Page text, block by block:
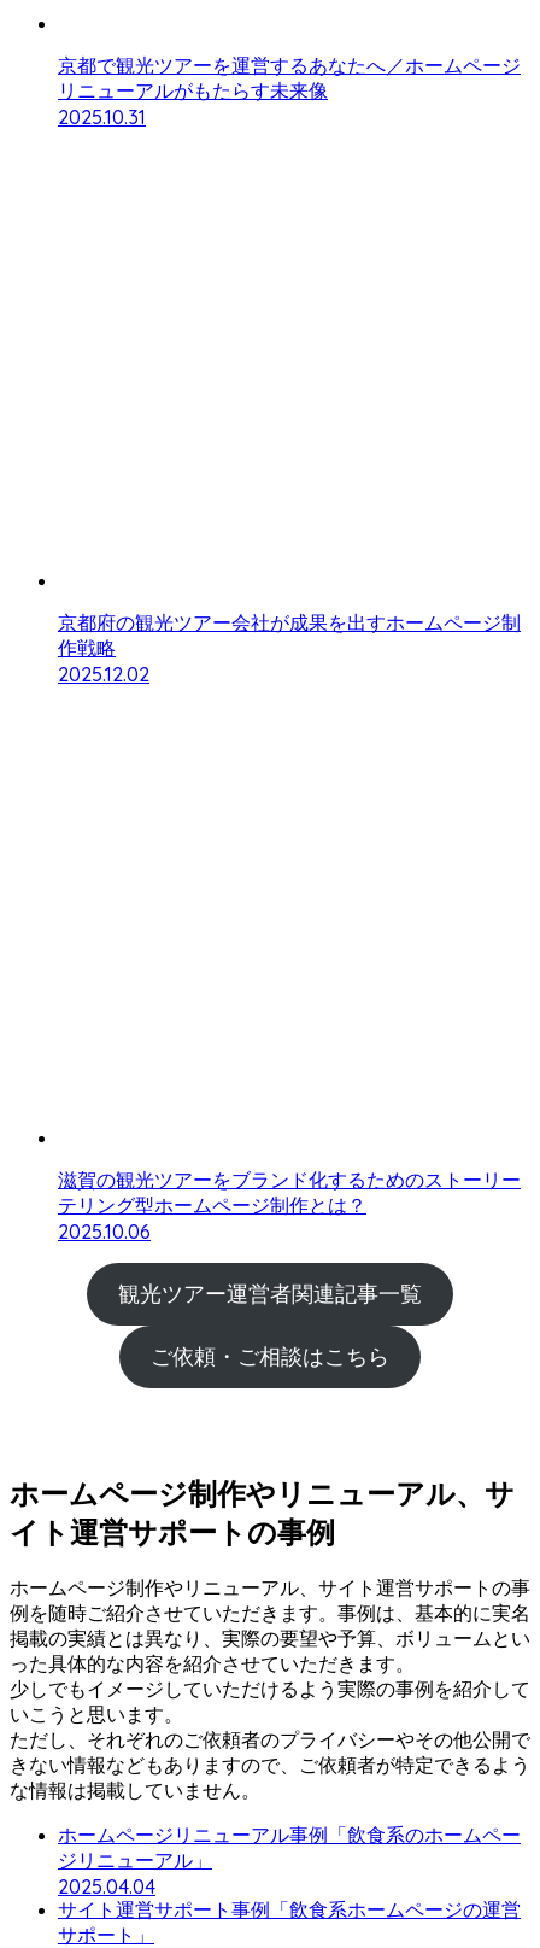
京都で観光ツアーを運営するあなたへ／ホームページ
リニューアルがもたらす未来像
2025.10.31
京都府の観光ツアー会社が成果を出すホームページ制
作戦略
2025.12.02
滋賀の観光ツアーをブランド化するためのストーリー
テリング型ホームページ制作とは？
2025.10.06
観光ツアー運営者関連記事一覧
ご依頼・ご相談はこちら
ホームページ制作やリニューアル、サ
イト運営サポートの事例
ホームページ制作やリニューアル、サイト運営サポートの事
例を随時ご紹介させていただきます。事例は、基本的に実名
掲載の実績とは異なり、実際の要望や予算、ボリュームとい
った具体的な内容を紹介させていただきます。
少しでもイメージしていただけるよう実際の事例を紹介して
いこうと思います。
ただし、それぞれのご依頼者のプライバシーやその他公開で
きない情報などもありますので、ご依頼者が特定できるよう
な情報は掲載していません。
ホームページリニューアル事例「飲食系のホームペー
ジリニューアル」
2025.04.04
サイト運営サポート事例「飲食系ホームページの運営
サポート」